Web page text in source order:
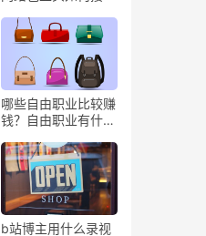
哪些自由职业比较赚
钱？自由职业有什么
b站博主用什么录视